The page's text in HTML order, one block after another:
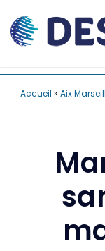
Accueil » Aix